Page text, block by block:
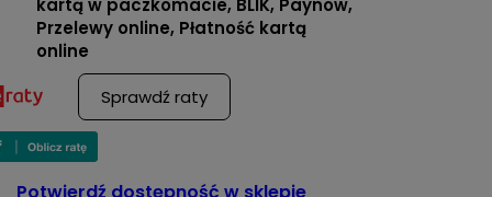
Przelewy online, Płatność kartą
online
Sprawdź raty
Potwierdź dostępność w sklepie